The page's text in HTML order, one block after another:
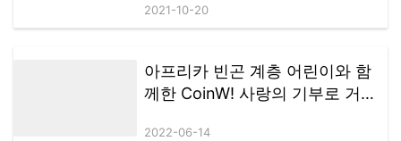
2021-10-20
아프리카 빈곤 계층 어린이와 함
께한 CoinW! 사랑의 기부로 거래
2022-06-14